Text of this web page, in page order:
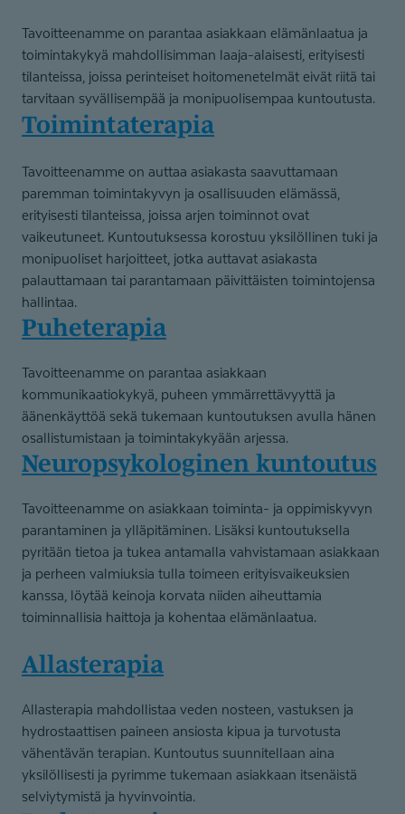
Tavoitteenamme on parantaa asiakkaan elämänlaatua ja
toimintakykyä mahdollisimman laaja-alaisesti, erityisesti
tilanteissa, joissa perinteiset hoitomenetelmät eivät riitä tai
tarvitaan syvällisempää ja monipuolisempaa kuntoutusta.
Toimintaterapia
Tavoitteenamme on auttaa asiakasta saavuttamaan
paremman toimintakyvyn ja osallisuuden elämässä,
erityisesti tilanteissa, joissa arjen toiminnot ovat
vaikeutuneet. Kuntoutuksessa korostuu yksilöllinen tuki ja
monipuoliset harjoitteet, jotka auttavat asiakasta
palauttamaan tai parantamaan päivittäisten toimintojensa
hallintaa.
Puheterapia
Tavoitteenamme on parantaa asiakkaan
kommunikaatiokykyä, puheen ymmärrettävyyttä ja
äänenkäyttöä sekä tukemaan kuntoutuksen avulla hänen
osallistumistaan ja toimintakykyään arjessa.
Neuropsyko­loginen kuntoutus
Tavoitteenamme on asiakkaan toiminta- ja oppimiskyvyn
parantaminen ja ylläpitäminen. Lisäksi kuntoutuksella
pyritään tietoa ja tukea antamalla vahvistamaan asiakkaan
ja perheen valmiuksia tulla toimeen erityisvaikeuksien
kanssa, löytää keinoja korvata niiden aiheuttamia
toiminnallisia haittoja ja kohentaa elämänlaatua.
Allasterapia
Allasterapia mahdollistaa veden nosteen, vastuksen ja
hydrostaattisen paineen ansiosta kipua ja turvotusta
vähentävän terapian. Kuntoutus suunnitellaan aina
yksilöllisesti ja pyrimme tukemaan asiakkaan itsenäistä
selviytymistä ja hyvinvointia.